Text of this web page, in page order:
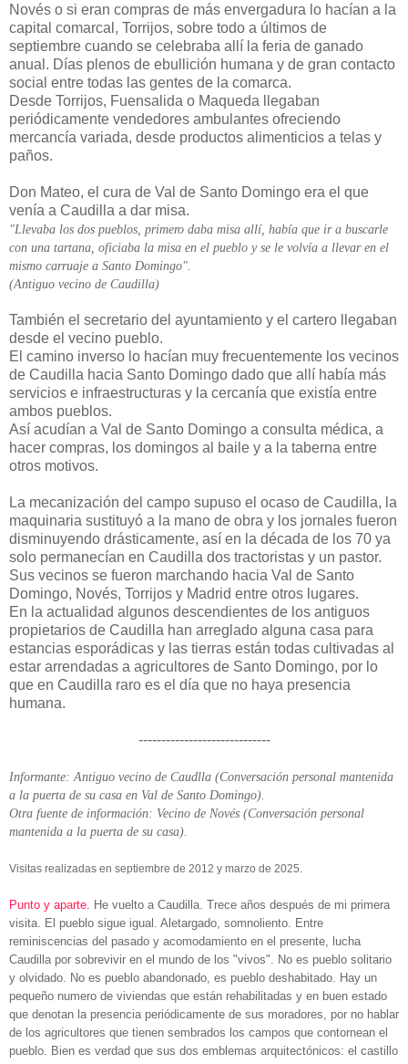
Novés o si eran compras de más envergadura lo hacían a la
capital comarcal, Torrijos, sobre todo a últimos de
septiembre cuando se celebraba allí la feria de ganado
anual. Días plenos de ebullición humana y de gran contacto
social entre todas las gentes de la comarca.
Desde Torrijos, Fuensalida o Maqueda llegaban
periódicamente vendedores ambulantes ofreciendo
mercancía variada, desde productos alimenticios a telas y
paños.
Don Mateo, el cura de Val de Santo Domingo era el que
venía a Caudilla a dar misa.
"Llevaba los dos pueblos, primero daba misa allí, había que ir a buscarle
con una tartana, oficiaba la misa en el pueblo y se le volvía a llevar en el
mismo carruaje a Santo Domingo".
(Antiguo vecino de Caudilla)
También el secretario del ayuntamiento y el cartero llegaban
desde el vecino pueblo.
El camino inverso lo hacían muy frecuentemente los vecinos
de Caudilla hacia Santo Domingo dado que allí había más
servicios e infraestructuras y la cercanía que existía entre
ambos pueblos.
Así acudían a Val de Santo Domingo a consulta médica, a
hacer compras, los domingos al baile y a la taberna entre
otros motivos.
La mecanización del campo supuso el ocaso de Caudilla, la
maquinaria sustituyó a la mano de obra y los jornales fueron
disminuyendo drásticamente, así en la década de los 70 ya
solo permanecían en Caudilla dos tractoristas y un pastor.
Sus vecinos se fueron marchando hacia Val de Santo
Domingo, Novés, Torrijos y Madrid entre otros lugares.
En la actualidad algunos descendientes de los antiguos
propietarios de Caudilla han arreglado alguna casa para
estancias esporádicas y las tierras están todas cultivadas al
estar arrendadas a agricultores de Santo Domingo, por lo
que en Caudilla raro es el día que no haya presencia
humana.
-----------------------------
Informante: Antiguo vecino de Caudlla (Conversación personal mantenida
a la puerta de su casa en Val de Santo Domingo).
Otra fuente de información: Vecino de Novés (Conversación personal
mantenida a la puerta de su casa).
Visitas realizadas en septiembre de 2012 y marzo de 2025.
Punto y aparte.
He vuelto a Caudilla. Trece años después de mi primera
visita. El pueblo sigue igual. Aletargado, somnoliento. Entre
reminiscencias del pasado y acomodamiento en el presente, lucha
Caudilla por sobrevivir en el mundo de los "vivos". No es pueblo solitario
y olvidado. No es pueblo abandonado, es pueblo deshabitado. Hay un
pequeño numero de viviendas que están rehabilitadas y en buen estado
que denotan la presencia periódicamente de sus moradores, por no hablar
de los agricultores que tienen sembrados los campos que contornean el
pueblo. Bien es verdad que sus dos emblemas arquitectónicos: el castillo